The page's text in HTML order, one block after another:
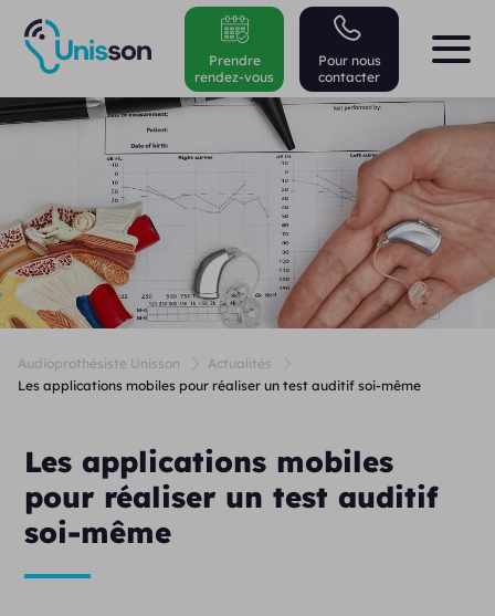
Pour nous
contacter
Prendre
rendez-vous
Audioprothésiste Unisson
Actualités
Les applications mobiles pour réaliser un test auditif soi-même
Les applications mobiles
pour réaliser un test auditif
soi-même